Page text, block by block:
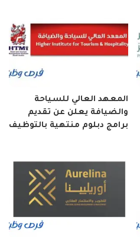
المعهد العالي للسياحة
والضيافة يعلن عن تقديم
برامج دبلوم منتهية بالتوظيف